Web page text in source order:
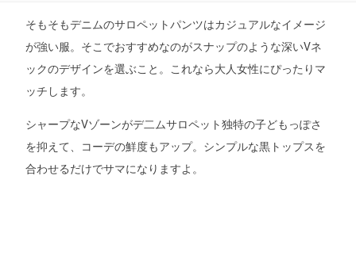
そもそもデニムのサロペットパンツはカジュアルなイメージ
が強い服。そこでおすすめなのがスナップのような深いVネ
ックのデザインを選ぶこと。これなら大人女性にぴったりマ
ッチします。
シャープなVゾーンがデ二ムサロペット独特の子どもっぽさ
を抑えて、コーデの鮮度もアップ。シンプルな黒トップスを
合わせるだけでサマになりますよ。